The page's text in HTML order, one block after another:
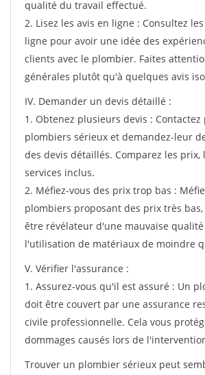
qualité du travail effectué.
2. Lisez les avis en ligne : Consultez
ligne pour avoir une idée des
clients avec le plombier. Faites
générales plutôt qu'à quelques avis
IV. Demander un devis détaillé :
1. Obtenez plusieurs devis :
plombiers sérieux et demandez-leur
des devis détaillés. Comparez les prix,
services inclus.
2. Méfiez-vous des prix trop bas :
plombiers proposant des prix très
être révélateur d'une mauvaise
l'utilisation de matériaux de moindre
V. Vérifier l'assurance :
1. Assurez-vous qu'il est assuré : Un
doit être couvert par une assurance
civile professionnelle. Cela vous
dommages causés lors de
Trouver un plombier sérieux peut